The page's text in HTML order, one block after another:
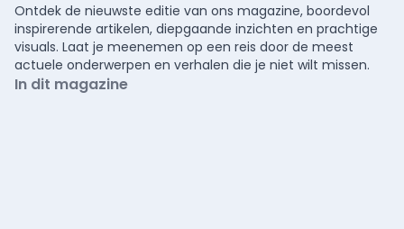
Ontdek de nieuwste editie van ons magazine, boordevol
inspirerende artikelen, diepgaande inzichten en prachtige
visuals. Laat je meenemen op een reis door de meest
actuele onderwerpen en verhalen die je niet wilt missen.
In dit magazine